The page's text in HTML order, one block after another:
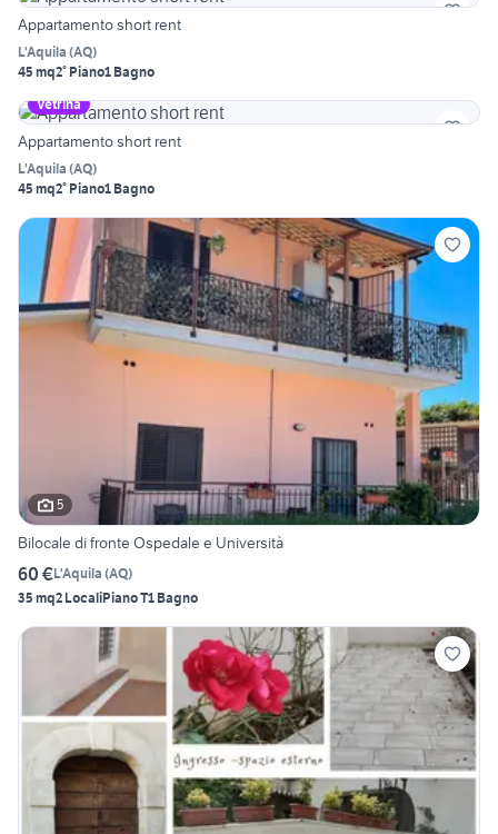
Appartamento short rent
L'Aquila (AQ)
45 mq2° Piano1 Bagno
Vetrina
Appartamento short rent
L'Aquila (AQ)
45 mq2° Piano1 Bagno
5
Bilocale di fronte Ospedale e Università
60 €L'Aquila (AQ)
35 mq2 LocaliPiano T1 Bagno